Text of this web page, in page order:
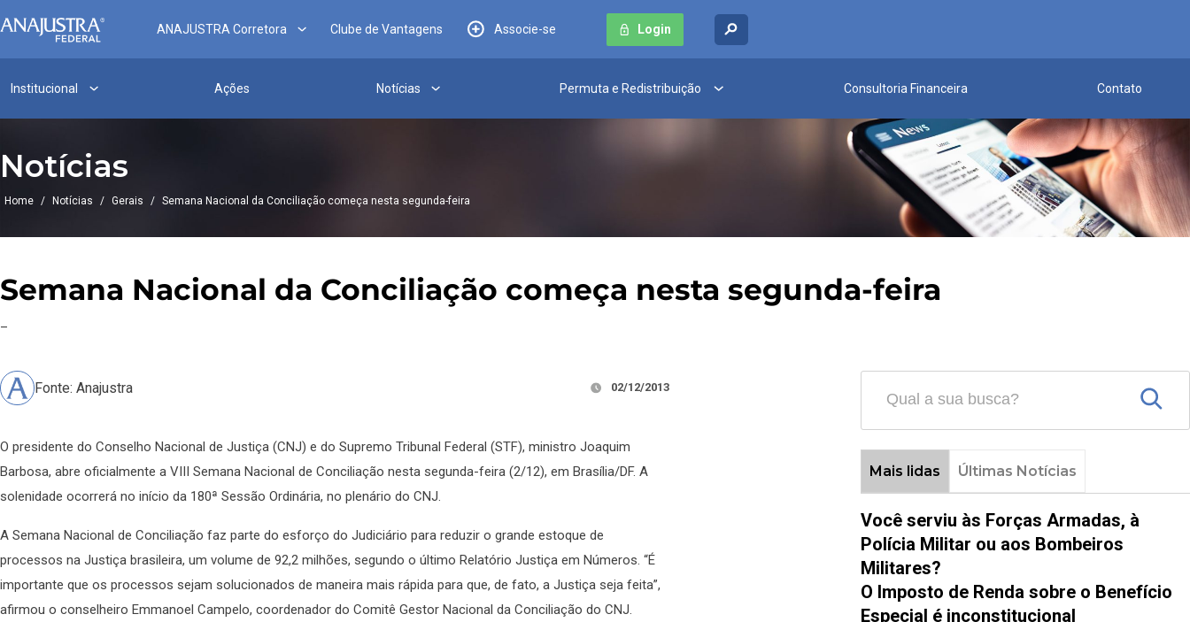
ANAJUSTRA Corretora Clube de Vantagens Associe-se Login
Institucional Ações Notícias Permuta e Redistribuição Consultoria Financeira Contato
Notícias
Home / Notícias / Gerais / Semana Nacional da Conciliação começa nesta segunda-feira
Semana Nacional da Conciliação começa nesta segunda-feira
–
Fonte: Anajustra 02/12/2013
O presidente do Conselho Nacional de Justiça (CNJ) e do Supremo Tribunal Federal (STF), ministro Joaquim
Barbosa, abre oficialmente a VIII Semana Nacional de Conciliação nesta segunda-feira (2/12), em Brasília/DF. A
solenidade ocorrerá no início da 180ª Sessão Ordinária, no plenário do CNJ.
A Semana Nacional de Conciliação faz parte do esforço do Judiciário para reduzir o grande estoque de
processos na Justiça brasileira, um volume de 92,2 milhões, segundo o último Relatório Justiça em Números. “É
importante que os processos sejam solucionados de maneira mais rápida para que, de fato, a Justiça seja feita”,
afirmou o conselheiro Emmanoel Campelo, coordenador do Comitê Gestor Nacional da Conciliação do CNJ.
Mais lidas Últimas Notícias
Você serviu às Forças Armadas, à
Polícia Militar ou aos Bombeiros
Militares?
O Imposto de Renda sobre o Benefício
Especial é inconstitucional